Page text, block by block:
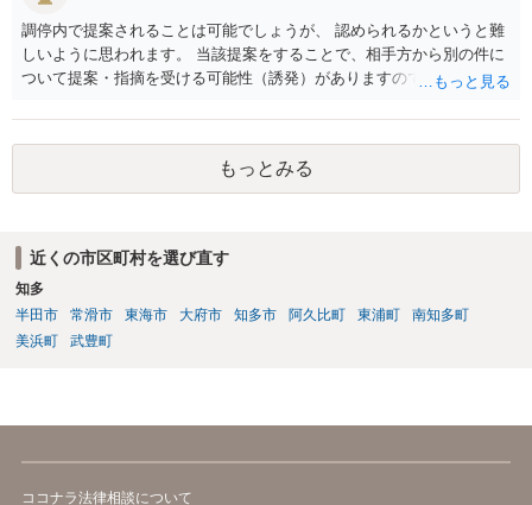
調停内で提案されることは可能でしょうが、 認められるかというと難
しいように思われます。 当該提案をすることで、相手方から別の件に
ついて提案・指摘を受ける可能性（誘発）がありますので、提案する
もっとみる
近くの市区町村を選び直す
知多
半田市
常滑市 東海市 大府市 知多市 阿久比町 東浦町
南知多町
美浜町
武豊町
ココナラ法律相談について